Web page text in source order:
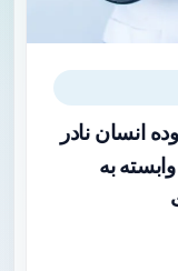
در روده انسان نادر
به